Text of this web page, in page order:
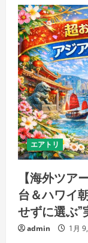
エアトリ
【海外ツア
台＆ハワイ
せずに選ぶ”
admin 1月